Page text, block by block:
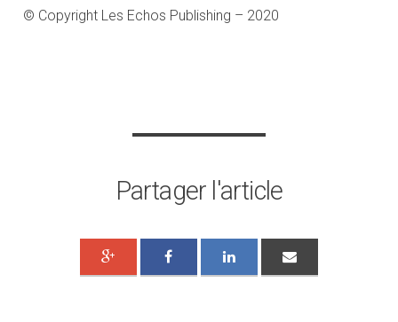
© Copyright Les Echos Publishing – 2020
Partager l'article